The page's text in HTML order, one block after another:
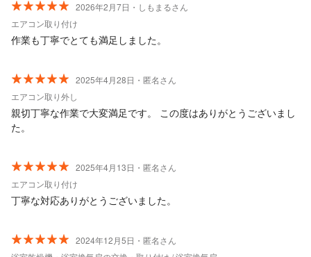
2026年2月7日・しもまるさん
エアコン取り付け
作業も丁寧でとても満足しました。
2025年4月28日・匿名さん
エアコン取り外し
親切丁寧な作業で大変満足です。 この度はありがとうございまし
た。
2025年4月13日・匿名さん
エアコン取り付け
丁寧な対応ありがとうございました。
2024年12月5日・匿名さん